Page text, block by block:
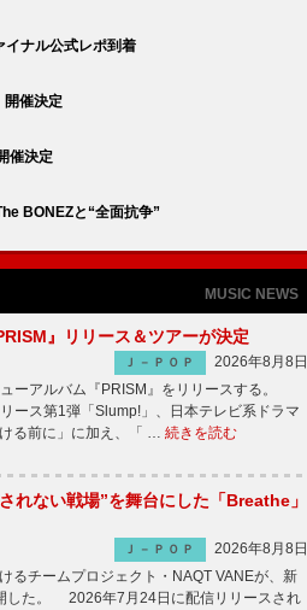
ナル公式レポ到着
催決定
催決定
BONEZと“全面抗争”
MUSIC NEWS
』リリース＆ツアーが決定
Ｊ－ＰＯＰ
2026年8月8日
ーアルバム『PRISM』をリリースする。
ース第1弾「Slump!」、日本テレビ系ドラマ
る前に」に加え、「 … 続きを読む
れない戦場”を舞台にした「Breathe」
Ｊ－ＰＯＰ
2026年8月8日
るチームプロジェクト・NAQT VANEが、新
した。 2026年7月24日に配信リリースされ